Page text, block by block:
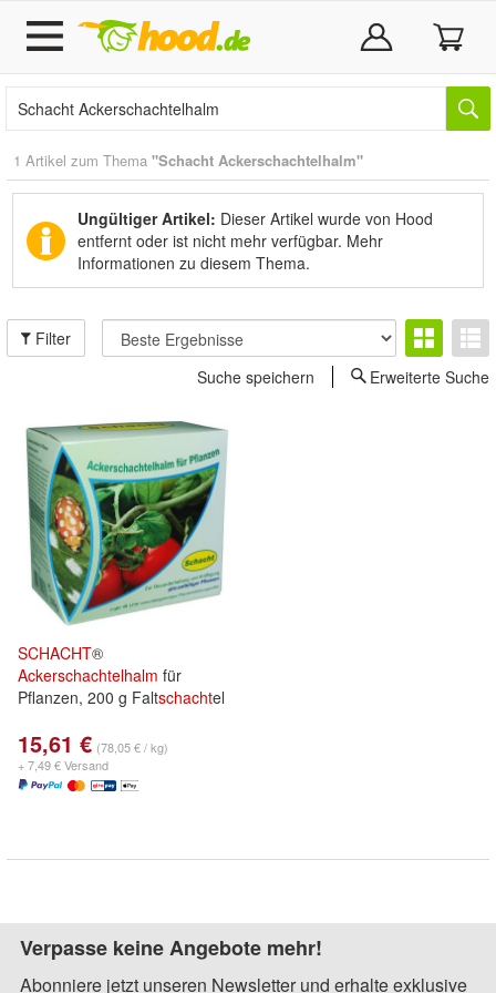
1 Artikel zum Thema "Schacht Ackerschachtelhalm"
Ungültiger Artikel: Dieser Artikel wurde von Hood
entfernt oder ist nicht mehr verfügbar. Mehr
Informationen zu diesem Thema.
Filter
Suche speichern
Erweiterte Suche
SCHACHT®
Ackerschachtelhalm für
Pflanzen, 200 g Faltschachtel
15,61 € (78,05 € / kg)
+ 7,49 € Versand
Verpasse keine Angebote mehr!
Abonniere jetzt unseren Newsletter und erhalte exklusive